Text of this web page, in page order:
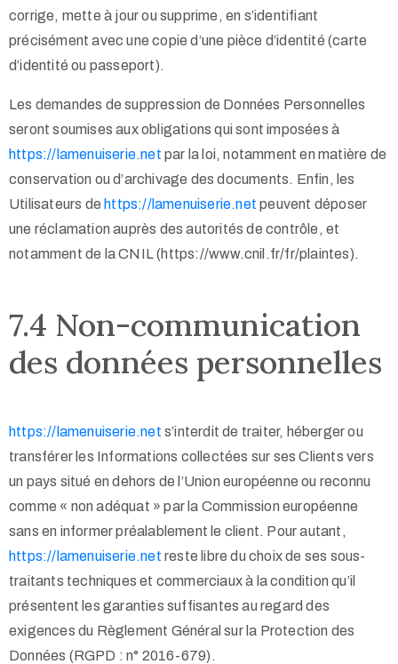
corrige, mette à jour ou supprime, en s’identifiant
précisément avec une copie d’une pièce d’identité (carte
d’identité ou passeport).
Les demandes de suppression de Données Personnelles
seront soumises aux obligations qui sont imposées à
https://lamenuiserie.net par la loi, notamment en matière de
conservation ou d’archivage des documents. Enfin, les
Utilisateurs de https://lamenuiserie.net peuvent déposer
une réclamation auprès des autorités de contrôle, et
notamment de la CNIL (https://www.cnil.fr/fr/plaintes).
7.4 Non-communication
des données personnelles
https://lamenuiserie.net s’interdit de traiter, héberger ou
transférer les Informations collectées sur ses Clients vers
un pays situé en dehors de l’Union européenne ou reconnu
comme « non adéquat » par la Commission européenne
sans en informer préalablement le client. Pour autant,
https://lamenuiserie.net reste libre du choix de ses sous-
traitants techniques et commerciaux à la condition qu’il
présentent les garanties suffisantes au regard des
exigences du Règlement Général sur la Protection des
Données (RGPD : n° 2016-679).